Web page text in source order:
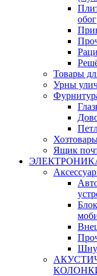
Товары
Урны
Ящик
ЭЛЕКТРОНИКА,